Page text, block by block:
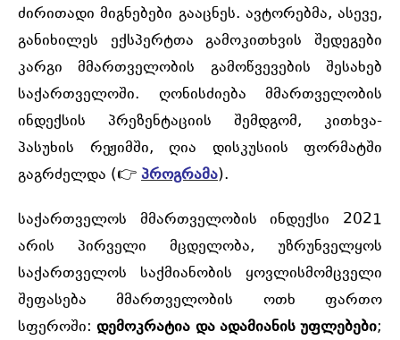
ძირითადი მიგნებები გააცნეს. ავტორებმა, ასევე,
განიხილეს ექსპერტთა გამოკითხვის შედეგები
კარგი მმართველობის გამოწვევების შესახებ
საქართველოში. ღონისძიება მმართველობის
ინდექსის პრეზენტაციის შემდგომ, კითხვა-
პასუხის რეჟიმში, ღია დისკუსიის ფორმატში
გაგრძელდა (👉პროგრამა).
საქართველოს მმართველობის ინდექსი 2021
არის პირველი მცდელობა, უზრუნველყოს
საქართველოს საქმიანობის ყოვლისმომცველი
შეფასება მმართველობის ოთხ ფართო
სფეროში:დემოკრატია და ადამიანის უფლებები;